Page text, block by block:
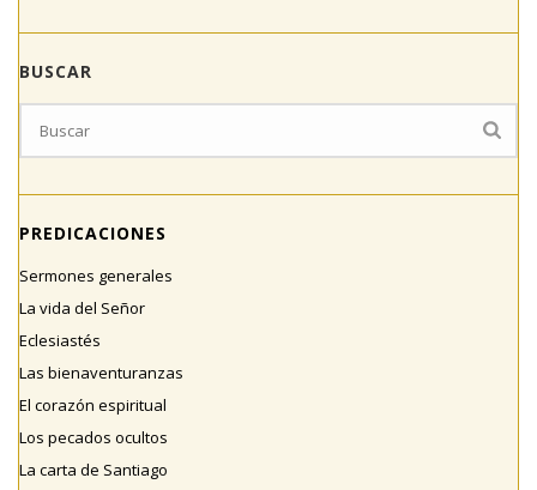
BUSCAR
PREDICACIONES
Sermones generales
La vida del Señor
Eclesiastés
Las bienaventuranzas
El corazón espiritual
Los pecados ocultos
La carta de Santiago